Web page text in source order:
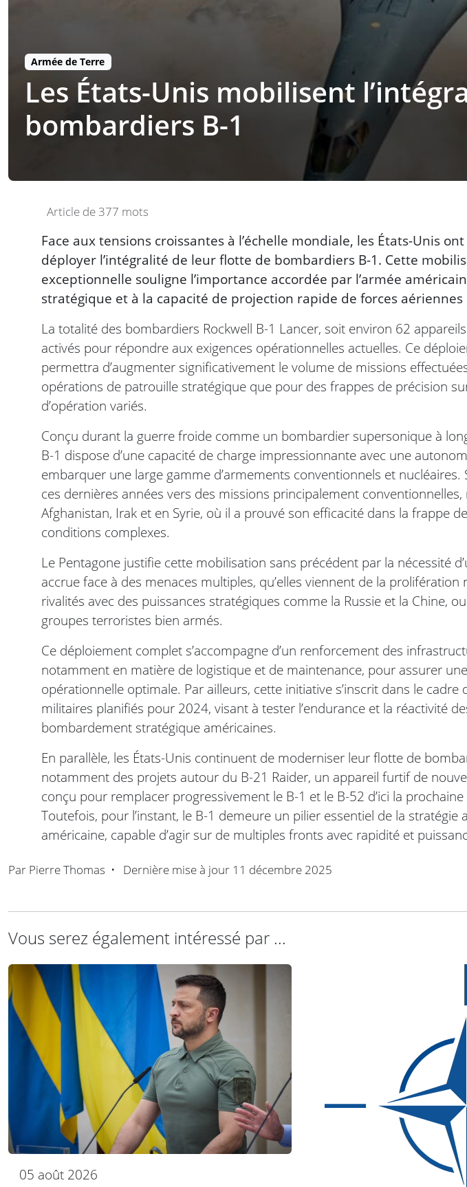
Armée de Terre
Les États-Unis mobilisent
bombardiers B-1
Article de 377 mots
Face aux tensions croissantes à l’échelle mondiale, les États-Unis
déployer l’intégralité de leur flotte de bombardiers B-1. Cette
exceptionnelle souligne l’importance accordée par l’armée
stratégique et à la capacité de projection rapide de forces aériennes
La totalité des bombardiers Rockwell B-1 Lancer, soit environ 62
activés pour répondre aux exigences opérationnelles actuelles. Ce
permettra d’augmenter significativement le volume de missions
opérations de patrouille stratégique que pour des frappes de précision
d’opération variés.
Conçu durant la guerre froide comme un bombardier supersonique à
B-1 dispose d’une capacité de charge impressionnante avec une
embarquer une large gamme d’armements conventionnels et nucléaires.
ces dernières années vers des missions principalement
Afghanistan, Irak et en Syrie, où il a prouvé son efficacité dans la frappe
conditions complexes.
Le Pentagone justifie cette mobilisation sans précédent par la nécessité
accrue face à des menaces multiples, qu’elles viennent de la prolifération
rivalités avec des puissances stratégiques comme la Russie et la Chine,
groupes terroristes bien armés.
Ce déploiement complet s’accompagne d’un renforcement des
notamment en matière de logistique et de maintenance, pour assurer
opérationnelle optimale. Par ailleurs, cette initiative s’inscrit dans le cadre
militaires planifiés pour 2024, visant à tester l’endurance et la réactivité
bombardement stratégique américaines.
En parallèle, les États-Unis continuent de moderniser leur flotte de
notamment des projets autour du B-21 Raider, un appareil furtif de
conçu pour remplacer progressivement le B-1 et le B-52 d’ici la prochaine
Toutefois, pour l’instant, le B-1 demeure un pilier essentiel de la stratégie
américaine, capable d’agir sur de multiples fronts avec rapidité et
Par Pierre Thomas • Dernière mise à jour 11 décembre 2025
Vous serez également intéressé par ...
05 août 2026